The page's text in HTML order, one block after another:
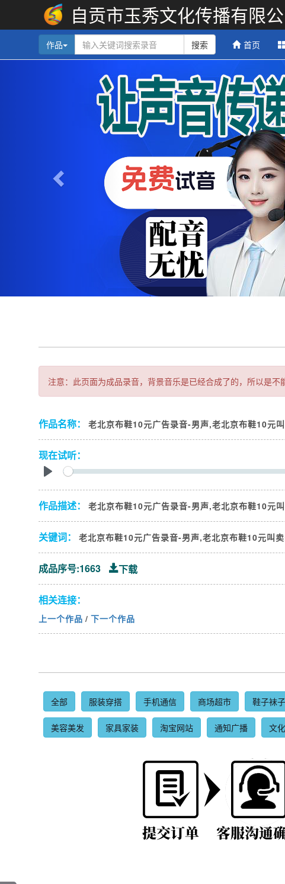
自贡市玉秀文化传播有限
作品 搜索 首页
注意：此页面为成品录音，背景音乐是已经合成了的，所以是
作品名称： 老北京布鞋10元广告录音-男声,老北京布鞋10元
现在试听：
Play
作品描述： 老北京布鞋10元广告录音-男声,老北京布鞋10元
关键词： 老北京布鞋10元广告录音-男声,老北京布鞋10元叫
成品序号:1663 下载
相关连接：
上一个作品 / 下一个作品
全部 服装穿搭 手机通信 商场超市 鞋子袜子
美容美发 家具家装 淘宝网站 通知广播 文